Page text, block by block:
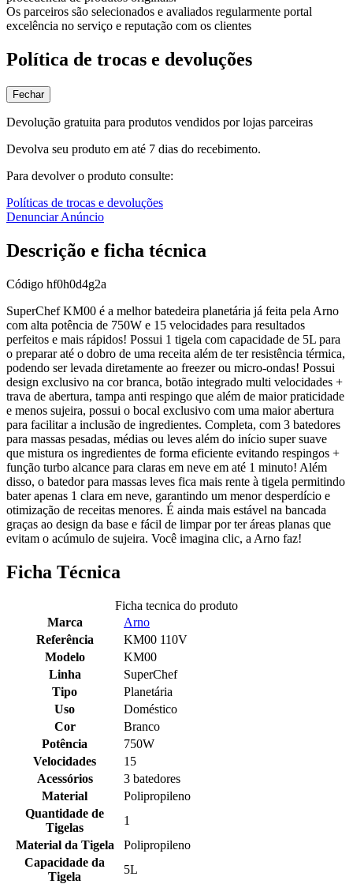
Os parceiros são selecionados e avaliados regularmente portal
excelência no serviço e reputação com os clientes
Política de trocas e devoluções
Fechar
Devolução gratuita para produtos vendidos por lojas parceiras
Devolva seu produto em até 7 dias do recebimento.
Para devolver o produto consulte:
Políticas de trocas e devoluções
Denunciar Anúncio
Descrição e ficha técnica
Código hf0h0d4g2a
SuperChef KM00 é a melhor batedeira planetária já feita pela Arno
com alta potência de 750W e 15 velocidades para resultados
perfeitos e mais rápidos! Possui 1 tigela com capacidade de 5L para
o preparar até o dobro de uma receita além de ter resistência térmica,
podendo ser levada diretamente ao freezer ou micro-ondas! Possui
design exclusivo na cor branca, botão integrado multi velocidades +
trava de abertura, tampa anti respingo que além de maior praticidade
e menos sujeira, possui o bocal exclusivo com uma maior abertura
para facilitar a inclusão de ingredientes. Completa, com 3 batedores
para massas pesadas, médias ou leves além do início super suave
que mistura os ingredientes de forma eficiente evitando respingos +
função turbo alcance para claras em neve em até 1 minuto! Além
disso, o batedor para massas leves fica mais rente à tigela permitindo
bater apenas 1 clara em neve, garantindo um menor desperdício e
otimização de receitas menores. É ainda mais estável na bancada
graças ao design da base e fácil de limpar por ter áreas planas que
evitam o acúmulo de sujeira. Você imagina clic, a Arno faz!
Ficha Técnica
Ficha tecnica do produto
Marca
Arno
Referência
KM00 110V
Modelo
KM00
Linha
SuperChef
Tipo
Planetária
Uso
Doméstico
Cor
Branco
Potência
750W
Velocidades
15
Acessórios
3 batedores
Material
Polipropileno
Quantidade de
Tigelas
1
Material da Tigela
Polipropileno
Capacidade da
Tigela
5L